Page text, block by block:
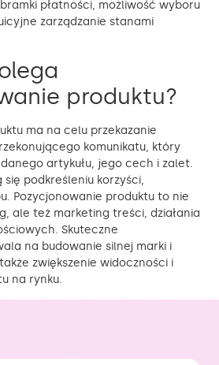
płatności, możliwość wyboru
zarządzanie stanami
produktu?
ma na celu przekazanie
komunikatu, który
artykułu, jego cech i zalet.
się podkreśleniu korzyści,
Pozycjonowanie produktu to nie
ale też marketing treści, działania
Skuteczne
na budowanie silnej marki i
zwiększenie widoczności i
na rynku.